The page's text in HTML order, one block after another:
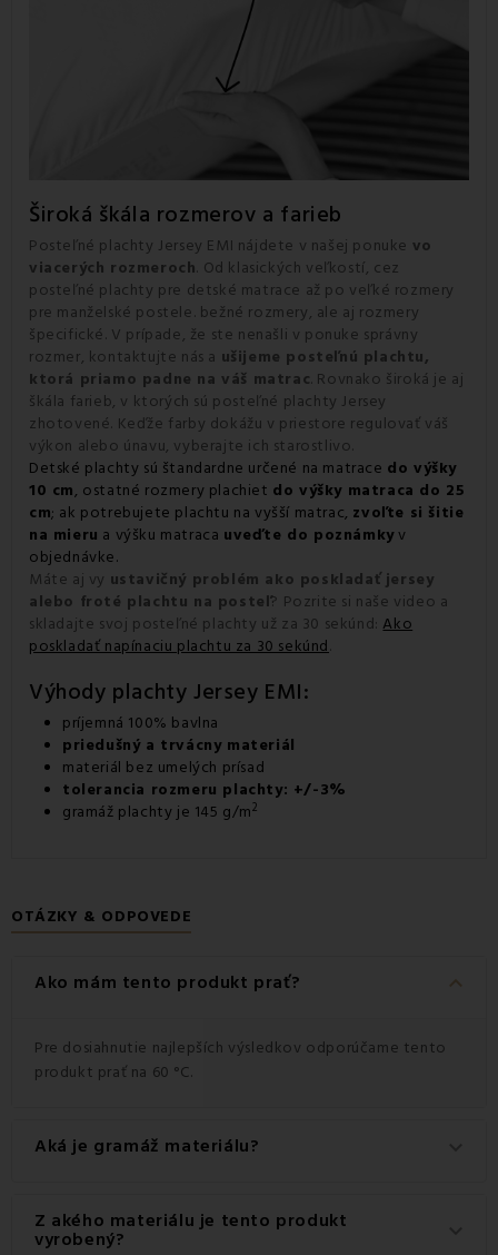
Široká škála rozmerov a farieb
Posteľné plachty Jersey EMI nájdete v našej ponuke vo
viacerých rozmeroch. Od klasických veľkostí, cez
posteľné plachty pre detské matrace až po veľké rozmery
pre manželské postele. bežné rozmery, ale aj rozmery
špecifické. V prípade, že ste nenašli v ponuke správny
rozmer, kontaktujte nás a ušijeme posteľnú plachtu,
ktorá priamo padne na váš matrac. Rovnako široká je aj
škála farieb, v ktorých sú posteľné plachty Jersey
zhotovené. Keďže farby dokážu v priestore regulovať váš
výkon alebo únavu, vyberajte ich starostlivo.
Detské plachty sú štandardne určené na matrace do výšky
10 cm, ostatné rozmery plachiet do výšky matraca do 25
cm; ak potrebujete plachtu na vyšší matrac, zvoľte si šitie
na mieru a výšku matraca uveďte do poznámkyv
objednávke.
Máte aj vy ustavičný problém ako poskladať jersey
alebo froté plachtu na posteľ? Pozrite si naše video a
skladajte svoj posteľné plachty už za 30 sekúnd:Ako
poskladať napínaciu plachtu za 30 sekúnd.
Výhody plachty Jersey EMI:
príjemná 100% bavlna
priedušný a trvácny materiál
materiál bez umelých prísad
tolerancia rozmeru plachty: +/-3%
gramáž plachty je 145 g/m2
OTÁZKY & ODPOVEDE
Ako mám tento produkt prať? keyboard_arrow_down
Pre dosiahnutie najlepších výsledkov odporúčame tento
produkt prať na 60 °C.
Aká je gramáž materiálu?
Gramáž materiálu použitého pre tento produkt je 145
g/m2.
Z akého materiálu je tento produkt
vyrobený?